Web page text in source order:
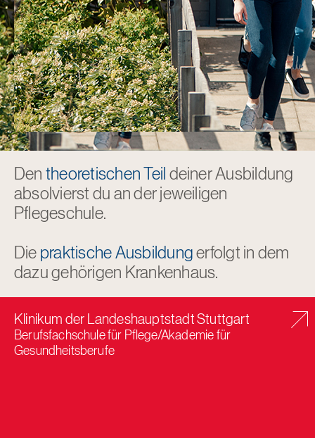
Den theoretischen Teil deiner Ausbildung
absolvierst du an der jeweiligen
Pflegeschule.
Die praktische Ausbildung erfolgt in dem
dazu gehörigen Krankenhaus.
Klinikum der Landeshauptstadt Stuttgart
Berufsfachschule für Pflege/Akademie für
Gesundheitsberufe